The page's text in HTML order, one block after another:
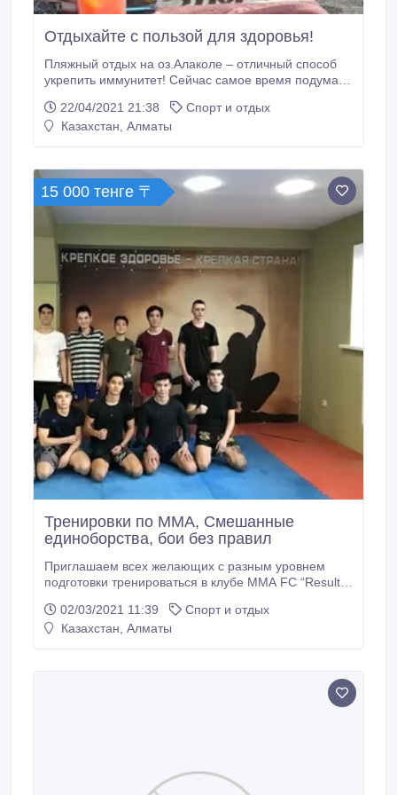
Отдыхайте с пользой для здоровья!
Пляжный отдых на оз.Алаколе – отличный способ
укрепить иммунитет! Сейчас самое время подумать
но и полезным для здоровья и укрепления
иммунитета! Если Вы еще не были на оз.Алаколь,
мощное оздоравливающе действие на весь
организм.
22/04/2021 21:38
Спорт и отдых
Казахстан, Алматы
15 000 тенге 〒
Тренировки по ММА, Смешанные
единоборства, бои без правил
Приглашаем всех желающих с разным уровнем
подготовки тренироваться в клубе ММА FC “Result”
Тренировки проходят по адресу Хусаинова 295
(район Аль-Фараби - Розыбакиева) Время
02/03/2021 11:39
Спорт и отдых
Казахстан, Алматы